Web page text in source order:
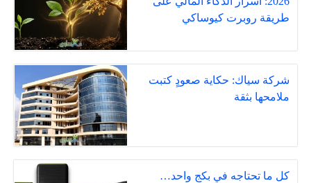
طريقة روبرت كيوساكي
شركة سياك: حكاية صعودٍ كتبت
ملامحها بثقة
كل ما تحتاجه في بكج واحد…